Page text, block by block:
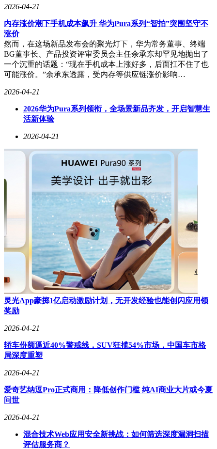
统影视生产的中心化格局。他以“技术张狂”形容当前AI对行业
这一转型将形成“头部内容制作+创作者社区”的双轮驱动模
式，既保留优质内容的规模化生产能力，又通过开放平台激发
个体创作者的活力。龚宇认为，与以往技术创新先影响平台再
改变内容的路径不同，AI此次直接作用于内容本身，将催生
大量新兴创作主体，彻底重构行业生态。
2026-04-21
内存涨价潮下手机成本飙升 华为Pura系列“智拍”突围坚守不
涨价
然而，在这场新品发布会的聚光灯下，华为常务董事、终端
BG董事长、产品投资评审委员会主任余承东却罕见地抛出了
一个沉重的话题：“现在手机成本上涨好多，后面扛不住了也
可能涨价。”余承东透露，受内存等供应链涨价影响…
2026-04-21
2026华为Pura系列领衔，全场景新品齐发，开启智慧生
活新体验
2026-04-21
灵光App豪掷1亿启动激励计划，无开发经验也能创闪应用领
奖励
2026-04-21
轿车份额逼近40%警戒线，SUV狂揽54%市场，中国车市格
局深度重塑
2026-04-21
爱奇艺纳逗Pro正式商用：降低创作门槛 纯AI商业大片或今夏
问世
2026-04-21
混合技术Web应用安全新挑战：如何筛选深度漏洞扫描
评估服务商？